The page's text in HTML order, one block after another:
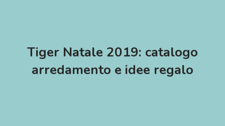
Tiger Natale 2019: catalogo
arredamento e idee regalo